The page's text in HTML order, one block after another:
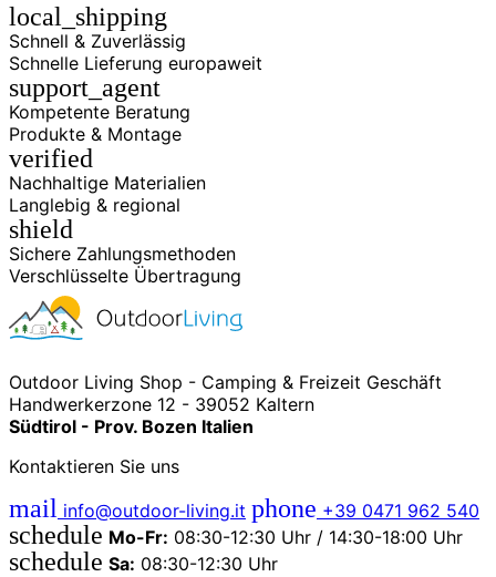
local_shipping
Schnell & Zuverlässig
Schnelle Lieferung europaweit
support_agent
Kompetente Beratung
Produkte & Montage
verified
Nachhaltige Materialien
Langlebig & regional
shield
Sichere Zahlungsmethoden
Verschlüsselte Übertragung
Outdoor Living Shop - Camping & Freizeit Geschäft
Handwerkerzone 12 - 39052 Kaltern
Südtirol - Prov. Bozen Italien
Kontaktieren Sie uns
mail info@outdoor-living.it phone +39 0471 962 540
schedule Mo-Fr: 08:30-12:30 Uhr / 14:30-18:00 Uhr
schedule Sa: 08:30-12:30 Uhr